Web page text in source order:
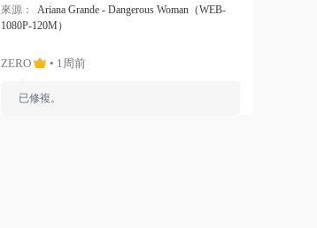
來源：
Ariana Grande - Dangerous Woman（WEB-
1080P-120M）
ZERO • 1周前
已修複。